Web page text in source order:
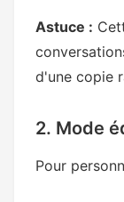
Astuce :
d'une copie
2. Mode
Pour